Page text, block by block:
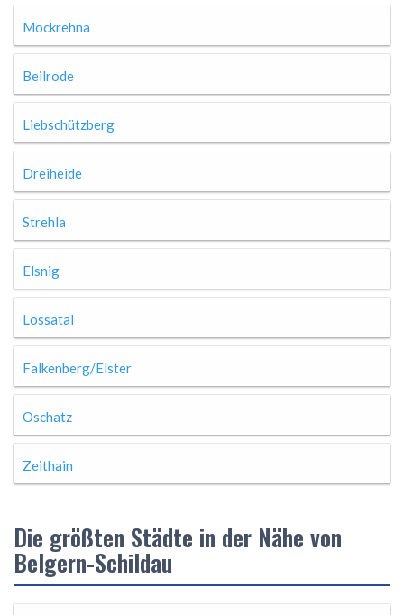
Mockrehna
Beilrode
Liebschützberg
Dreiheide
Strehla
Elsnig
Lossatal
Falkenberg/Elster
Oschatz
Zeithain
Die größten Städte in der Nähe von
Belgern-Schildau